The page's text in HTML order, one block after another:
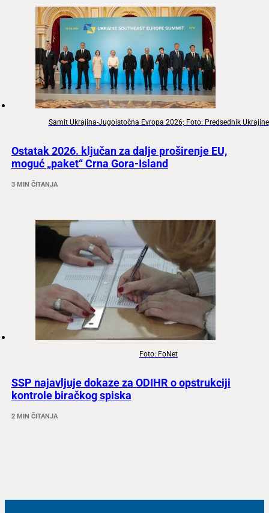
Samit Ukrajina-Jugoistočna Evropa 2026; Foto: Predsednik Ukrajine
Ostatak 2026. ključan za dalje proširenje EU,
moguć „paket“ Crna Gora-Island
3 MIN ČITANJA
Foto: FoNet
SSP najavljuje dokaze za ODIHR o opstrukciji
kontrole biračkog spiska
2 MIN ČITANJA